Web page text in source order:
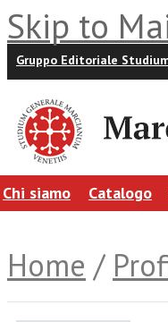
Skip to
Gruppo Editoriale
Chi siamo Catalogo
Home /